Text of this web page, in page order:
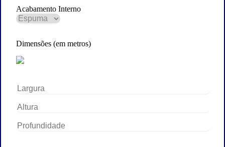
Acabamento Interno
Dimensões (em metros)